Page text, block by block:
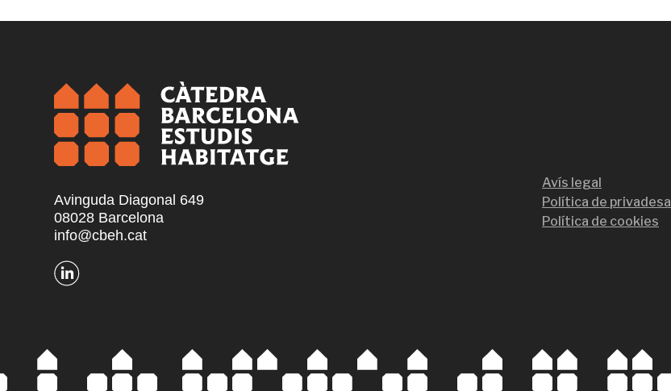
Avinguda Diagonal 649
08028 Barcelona
info@cbeh.cat
Avís legal
Política de privadesa
Política de cookies